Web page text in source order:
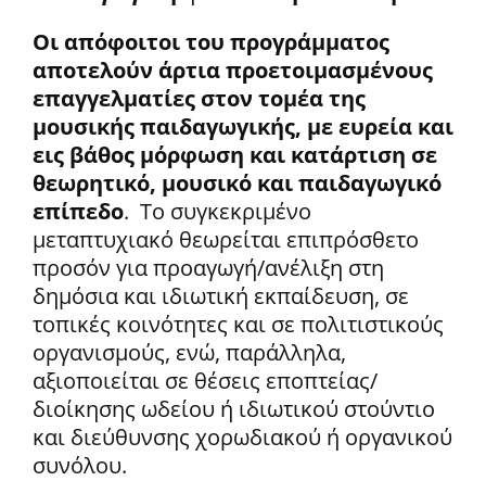
Οι απόφοιτοι του προγράμματος
αποτελούν άρτια προετοιμασμένους
επαγγελματίες στον τομέα της
μουσικής παιδαγωγικής, με ευρεία και
εις βάθος μόρφωση και κατάρτιση σε
θεωρητικό, μουσικό και παιδαγωγικό
επίπεδο. Το συγκεκριμένο
μεταπτυχιακό θεωρείται επιπρόσθετο
προσόν για προαγωγή/ανέλιξη στη
δημόσια και ιδιωτική εκπαίδευση, σε
τοπικές κοινότητες και σε πολιτιστικούς
οργανισμούς, ενώ, παράλληλα,
αξιοποιείται σε θέσεις εποπτείας/
διοίκησης ωδείου ή ιδιωτικού στούντιο
και διεύθυνσης χορωδιακού ή οργανικού
συνόλου.